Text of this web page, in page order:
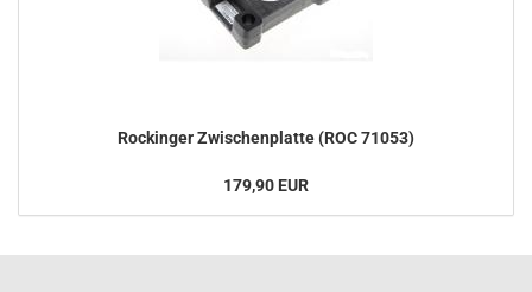
Ro­ck­in­ger Zwi­schen­plat­te (ROC 71053)
179,90 EUR